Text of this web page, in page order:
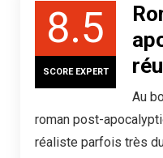
8.5
SCORE EXPERT
Au
roman post-
réaliste parfois très